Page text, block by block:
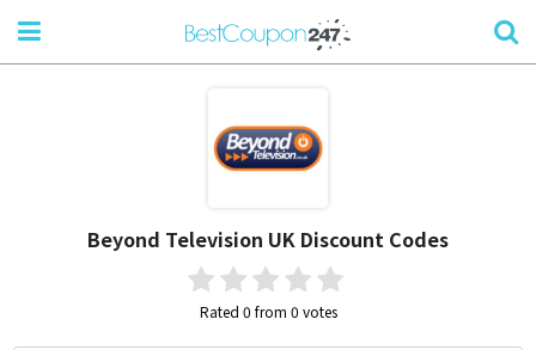
Beyond Television UK Discount Codes
Rated 0 from 0 votes